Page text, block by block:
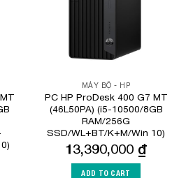
MÁY BỘ - HP
PC HP ProDesk 400 G7 MT
(46L50PA) (i5-10500/8GB
RAM/256G
SSD/WL+BT/K+M/Win 10)
13,390,000 ₫
ADD TO CART